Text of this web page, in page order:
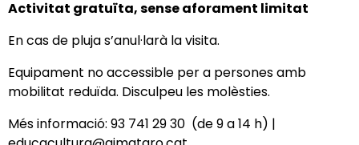
Activitat gratuïta, sense aforament limitat
En cas de pluja s’anul·larà la visita.
Equipament no accessible per a persones amb
mobilitat reduïda. Disculpeu les molèsties.
Més informació: 93 741 29 30 (de 9 a 14 h) |